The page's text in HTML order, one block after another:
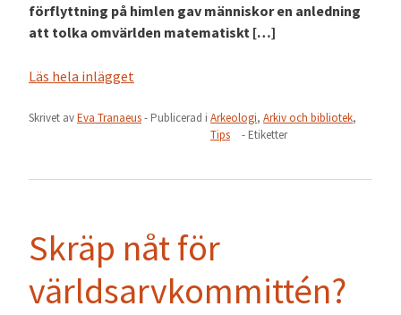
förflyttning på himlen gav människor en anledning
att tolka omvärlden matematiskt […]
Läs hela inlägget
Skrivet avEva Tranaeus- Publicerad i Arkeologi, Arkiv och bibliotek,
Tips
- Etiketter
Skräp nåt för
världsarvkommittén?